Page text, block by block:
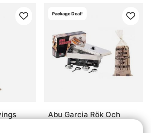
Package Deal!
Abu Garcia Rök Och